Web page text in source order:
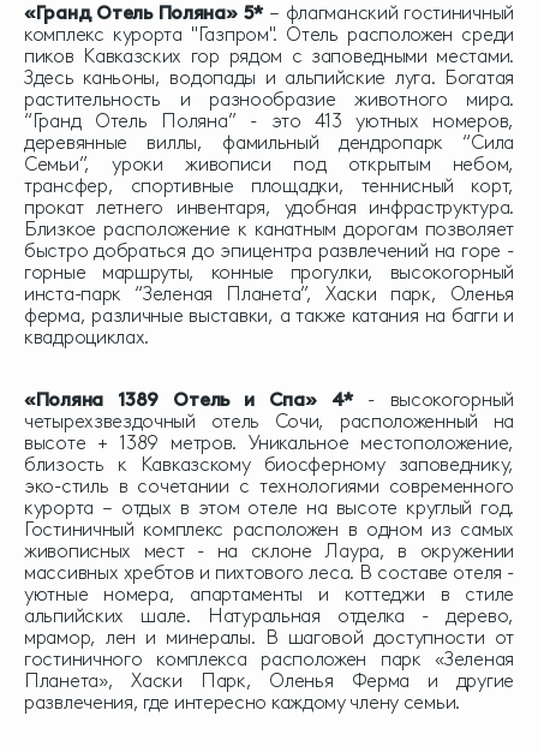
«Гранд Отель Поляна» 5*– флагманский гостиничный
комплекс курорта "Газпром". Отель расположен среди
пиков Кавказских гор рядом с заповедными местами.
Здесь каньоны, водопады и альпийские луга. Богатая
растительность и разнообразие животного мира.
“Гранд Отель Поляна” - это 413 уютных номеров,
деревянные виллы, фамильный дендропарк “Сила
Семьи”, уроки живописи под открытым небом,
трансфер, спортивные площадки, теннисный корт,
прокат летнего инвентаря, удобная инфраструктура.
Близкое расположение к канатным дорогам позволяет
быстро добраться до эпицентра развлечений на горе -
горные маршруты, конные прогулки, высокогорный
инста-парк “Зеленая Планета”, Хаски парк, Оленья
ферма, различные выставки, а также катания на багги и
квадроциклах.
«Поляна 1389 Отель и Спа» 4*- высокогорный
четырехзвездочный отель Сочи, расположенный на
высоте + 1389 метров. Уникальное местоположение,
близость к Кавказскому биосферному заповеднику,
эко-стиль в сочетании с технологиями современного
курорта – отдых в этом отеле на высоте круглый год.
Гостиничный комплекс расположен в одном из самых
живописных мест - на склоне Лаура, в окружении
массивных хребтов и пихтового леса. В составе отеля -
уютные номера, апартаменты и коттеджи в стиле
альпийских шале. Натуральная отделка - дерево,
мрамор, лен и минералы. В шаговой доступности от
гостиничного комплекса расположен парк «Зеленая
Планета», Хаски Парк, Оленья Ферма и другие
развлечения, где интересно каждому члену семьи.